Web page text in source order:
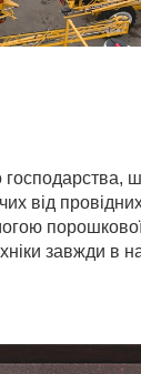
вiд
завжди в